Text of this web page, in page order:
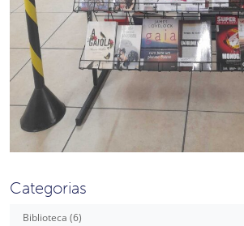
Categorias
Biblioteca (6)